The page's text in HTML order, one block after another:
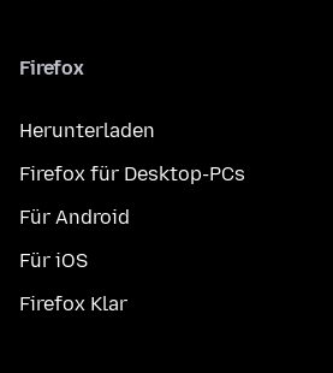
Firefox
Herunterladen
Firefox für Desktop-PCs
Für Android
Für iOS
Firefox Klar